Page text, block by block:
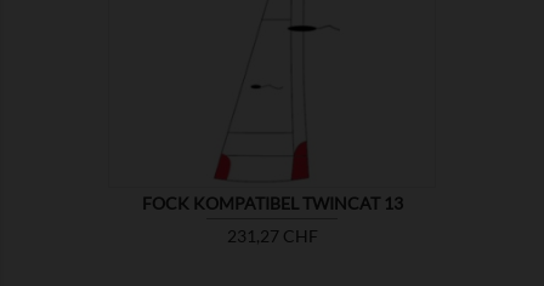
FOCK KOMPATIBEL TWINCAT 13
Preis
231,27 CHF